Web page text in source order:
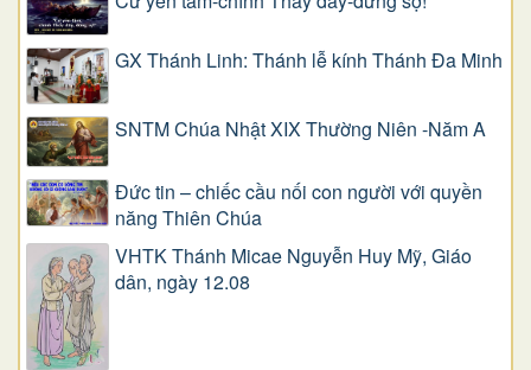
GX Thánh Linh: Thánh lễ kính Thánh Đa Minh
SNTM Chúa Nhật XIX Thường Niên -Năm A
Đức tin – chiếc cầu nối con người với quyền
năng Thiên Chúa
VHTK Thánh Micae Nguyễn Huy Mỹ, Giáo
dân, ngày 12.08